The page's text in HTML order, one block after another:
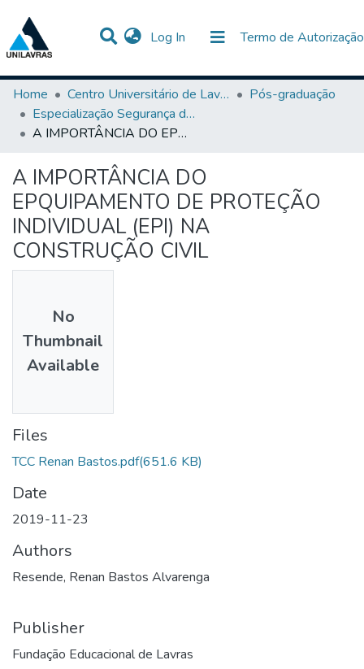
Log In (current) Termo de Autorização
Communities & Collections
Statistics
All of DSpace
Home
Centro Universitário de Lavras-UNILAVRAS
Pós-graduação
Especialização Segurança do Trabalho
A IMPORTÂNCIA DO EPQUIPAMENTO DE PROTEÇÃO INDIVIDUAL (EPI) NA CONSTRUÇÃO CIVIL
A IMPORTÂNCIA DO
EPQUIPAMENTO DE PROTEÇÃO
INDIVIDUAL (EPI) NA
CONSTRUÇÃO CIVIL
No
Thumbnail
Available
Files
TCC Renan Bastos.pdf(651.6 KB)
Date
2019-11-23
Authors
Resende, Renan Bastos Alvarenga
Publisher
Fundação Educacional de Lavras